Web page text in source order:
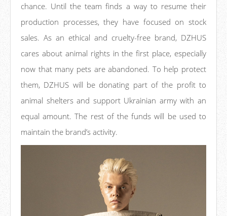
chance. Until the team finds a way to resume their
production processes, they have focused on stock
sales. As an ethical and cruelty-free brand, DZHUS
cares about animal rights in the first place, especially
now that many pets are abandoned. To help protect
them, DZHUS will be donating part of the profit to
animal shelters and support Ukrainian army with an
equal amount. The rest of the funds will be used to
maintain the brand’s activity.